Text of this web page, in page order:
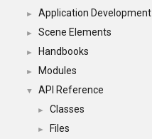
► Application Development
► Scene Elements
► Handbooks
► Modules
▼ API Reference
► Classes
► Files